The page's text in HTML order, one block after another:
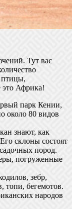
Тут вас
птицы,
Африка!
парк Кении,
около 80 видов
знают, как
склоны состоят
пород.
погруженные
зебр,
топи, бегемотов.
народов